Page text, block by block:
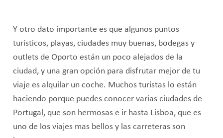
Y otro dato importante es que algunos puntos
turísticos, playas, ciudades muy buenas, bodegas y
outlets de Oporto están un poco alejados de la
ciudad, y una gran opción para disfrutar mejor de tu
viaje es alquilar un coche. Muchos turistas lo están
haciendo porque puedes conocer varias ciudades de
Portugal, que son hermosas e ir hasta Lisboa, que es
uno de los viajes mas bellos y las carreteras son